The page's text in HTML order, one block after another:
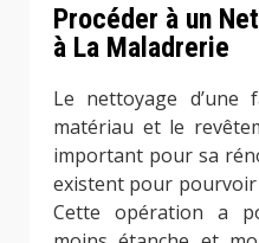
Procéder à un
à La Maladrerie
Le nettoyage d’une
matériau et le
important pour sa
existent pour pourvoir
Cette opération a